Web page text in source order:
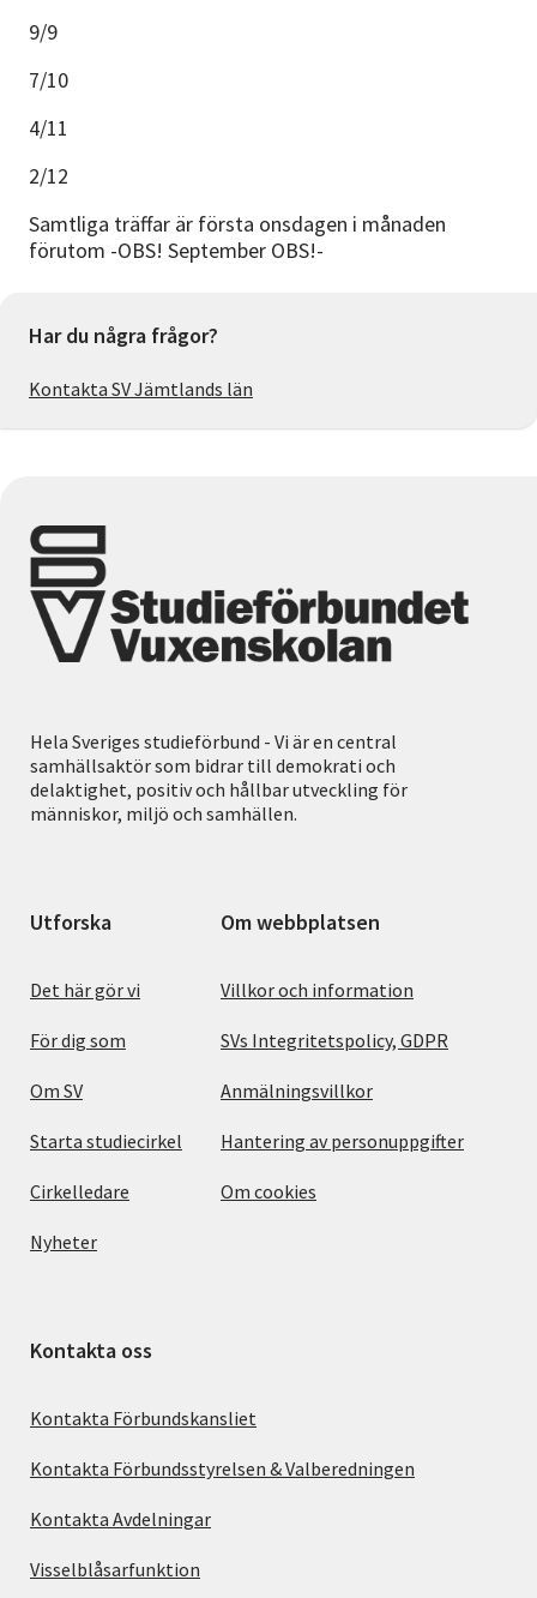
9/9
7/10
4/11
2/12
Samtliga träffar är första onsdagen i månaden
förutom -OBS! September OBS!-
Har du några frågor?
Kontakta SV Jämtlands län
Hela Sveriges studieförbund - Vi är en central
samhällsaktör som bidrar till demokrati och
delaktighet, positiv och hållbar utveckling för
människor, miljö och samhällen.
Utforska
Det här gör vi
För dig som
Om SV
Starta studiecirkel
Cirkelledare
Nyheter
Om webbplatsen
Villkor och information
SVs Integritetspolicy, GDPR
Anmälningsvillkor
Hantering av personuppgifter
Om cookies
Kontakta oss
Kontakta Förbundskansliet
Kontakta Förbundsstyrelsen & Valberedningen
Kontakta Avdelningar
Visselblåsarfunktion